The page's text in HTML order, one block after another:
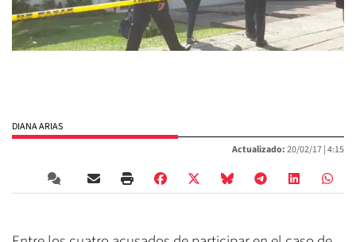
DIANA ARIAS
Actualizado:20/02/17 |4:15